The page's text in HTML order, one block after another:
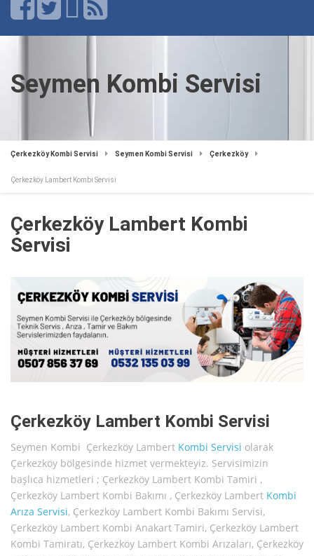
Seymen Kombi Servisi
Çerkezköy Kombi Servisi Seymen Kombi Servisi Çerkezköy
Çerkezköy Lambert Kombi Servisi
Çerkezköy Lambert Kombi
Servisi
Çerkezköy Lambert Kombi Servisi
Seymen Kombi Çerkezköy Lambert Kombi Servisi olarak
Çerkezköy bölgesinde hizmet vermekteyiz. Servisimizin
başlıca hizmetleri ; Çerkezköy Lambert Kombi Tamiri ,
Çerkezköy Lambert Kombi Bakımı , Çerkezköy Lambert Kombi
Arıza Servisi, Çerkezköy Lambert Kombi Bakımı Servisi,
Çerkezköy Lambert Kombi Anakart Tamiri, Çerkezköy Lambert
Kombi Tamiratı, Çerkezköy Lambert Kombi Arızaları, Çerkezköy